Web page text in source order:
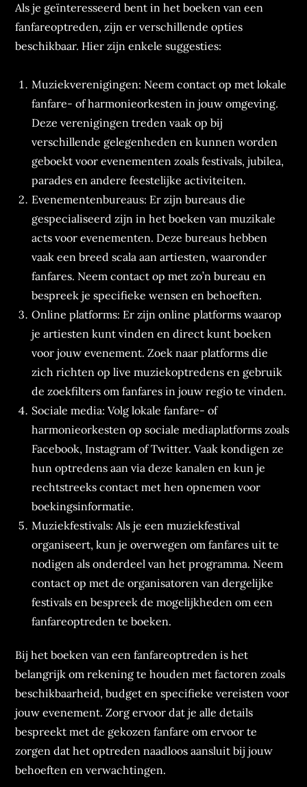
Als je geïnteresseerd bent in het boeken van een
fanfareoptreden, zijn er verschillende opties
beschikbaar. Hier zijn enkele suggesties:
Muziekverenigingen: Neem contact op met lokale
fanfare- of harmonieorkesten in jouw omgeving.
Deze verenigingen treden vaak op bij
verschillende gelegenheden en kunnen worden
geboekt voor evenementen zoals festivals, jubilea,
parades en andere feestelijke activiteiten.
Evenementenbureaus: Er zijn bureaus die
gespecialiseerd zijn in het boeken van muzikale
acts voor evenementen. Deze bureaus hebben
vaak een breed scala aan artiesten, waaronder
fanfares. Neem contact op met zo’n bureau en
bespreek je specifieke wensen en behoeften.
Online platforms: Er zijn online platforms waarop
je artiesten kunt vinden en direct kunt boeken
voor jouw evenement. Zoek naar platforms die
zich richten op live muziekoptredens en gebruik
de zoekfilters om fanfares in jouw regio te vinden.
Sociale media: Volg lokale fanfare- of
harmonieorkesten op sociale mediaplatforms zoals
Facebook, Instagram of Twitter. Vaak kondigen ze
hun optredens aan via deze kanalen en kun je
rechtstreeks contact met hen opnemen voor
boekingsinformatie.
Muziekfestivals: Als je een muziekfestival
organiseert, kun je overwegen om fanfares uit te
nodigen als onderdeel van het programma. Neem
contact op met de organisatoren van dergelijke
festivals en bespreek de mogelijkheden om een
fanfareoptreden te boeken.
Bij het boeken van een fanfareoptreden is het
belangrijk om rekening te houden met factoren zoals
beschikbaarheid, budget en specifieke vereisten voor
jouw evenement. Zorg ervoor dat je alle details
bespreekt met de gekozen fanfare om ervoor te
zorgen dat het optreden naadloos aansluit bij jouw
behoeften en verwachtingen.